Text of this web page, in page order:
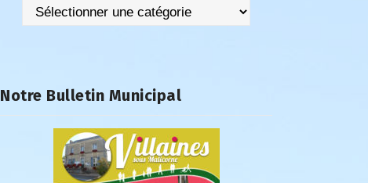
Notre Bulletin Municipal